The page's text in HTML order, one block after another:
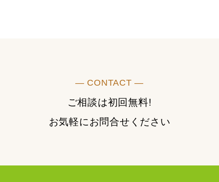
― CONTACT ―
ご相談は初回無料!
お気軽にお問合せください